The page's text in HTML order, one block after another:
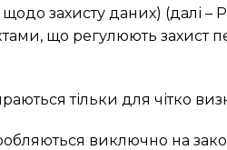
захисту даних) (далі
що регулюють захист
тільки для чітко
виключно на